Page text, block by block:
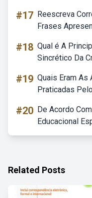
#17 Reescreva
Frases
#18 Qual é A
Sincrético Da
#19 Quais Eram As
Praticadas
#20 De Acordo
Educacional
Related Posts